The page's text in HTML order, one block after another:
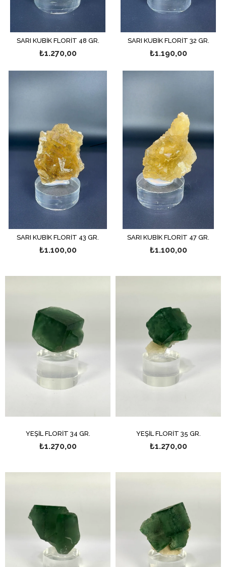
SARI KÜBİK FLORİT 48 GR.
₺1.270,00
SARI KÜBİK FLORİT 32 GR.
₺1.190,00
SARI KÜBİK FLORİT 43 GR.
₺1.100,00
SARI KÜBİK FLORİT 47 GR.
₺1.100,00
YEŞİL FLORİT 34 GR.
₺1.270,00
YEŞİL FLORİT 35 GR.
₺1.270,00